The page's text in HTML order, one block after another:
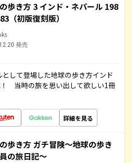
歩き方 3 インド・ネパール 198
（初版復刻版）
発売
して登場した地球の歩き方インド
当時の旅を思い出して欲しい1冊
詳細を見る
歩き方 ガチ冒険～地球の歩き
の旅日記～